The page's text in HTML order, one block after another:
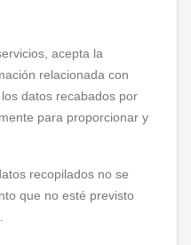
acepta la
relacionada con
datos recabados por
para proporcionar y
recopilados no se
que no esté previsto